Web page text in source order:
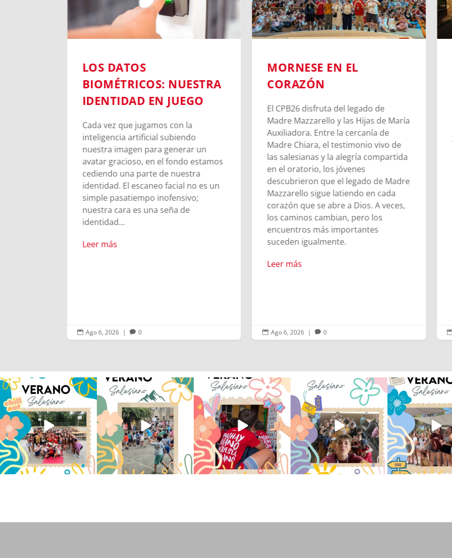
MORNESE EN EL
CORAZÓN
El CPB26 disfruta del legado de
Madre Mazzarello y las Hijas de María
Auxiliadora. Entre la cercanía de
Madre Chiara, el testimonio vivo de
las salesianas y la alegría compartida
en el oratorio, los jóvenes
descubrieron que el legado de Madre
Mazzarello sigue latiendo en cada
corazón que se abre a Dios. A veces,
los caminos cambian, pero los
suceden igualmente.
 Ago 6, 2026
CHIERI: SIGUIENDO LOS
PASOS DEL JOVEN JUAN
Chieri marca este tiempo del joven
Juan Bosco, respondiendo así con su
esfuerzo y responsabilidad al
mandato de la Maestra del sueño de
los 9 años.
Leer más
 Ago 5, 2026
Los alumnos de 6º de Primaria, 1º
y 2º de la ESO...
145 2
La diversión y la alegría también
se han sentido
93 0
No hay verano sin que sea
Salesiano ❤️💫 en Luz 4...
194 0
viviendo la alegría en el
campamento Caravio ...
91 2
Que bonito todo lo
en el
251